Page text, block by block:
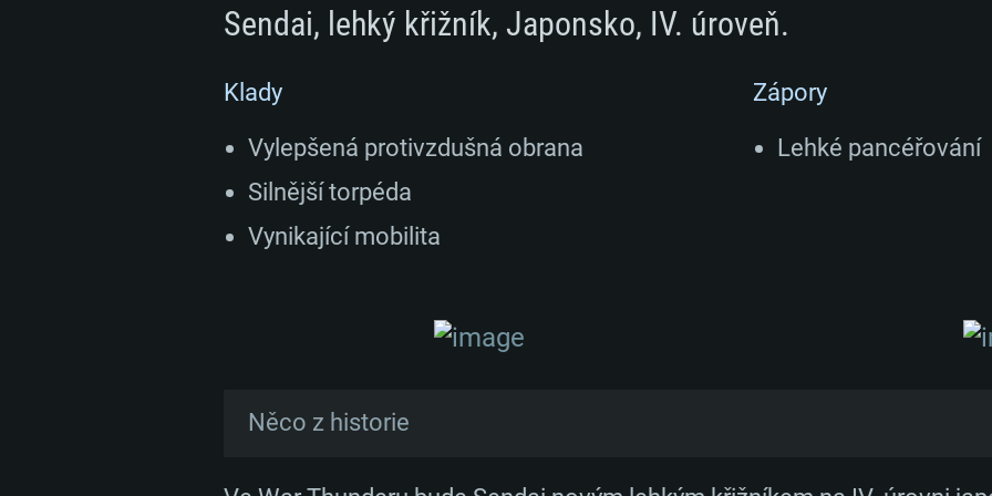
Sendai, lehký křižník, Japonsko, IV. úroveň.
Klady
Vylepšená protivzdušná obrana
Silnější torpéda
Vynikající mobilita
Zápory
Lehké pancéřování
Něco z historie